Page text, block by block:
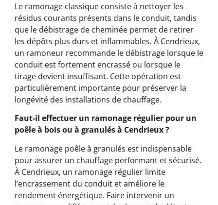
Le ramonage classique consiste à nettoyer les
résidus courants présents dans le conduit, tandis
que le débistrage de cheminée permet de retirer
les dépôts plus durs et inflammables. À Cendrieux,
un ramoneur recommande le débistrage lorsque le
conduit est fortement encrassé ou lorsque le
tirage devient insuffisant. Cette opération est
particulièrement importante pour préserver la
longévité des installations de chauffage.
Faut-il effectuer un ramonage régulier pour un
poêle à bois ou à granulés à Cendrieux ?
Le ramonage poêle à granulés est indispensable
pour assurer un chauffage performant et sécurisé.
À Cendrieux, un ramonage régulier limite
l’encrassement du conduit et améliore le
rendement énergétique. Faire intervenir un